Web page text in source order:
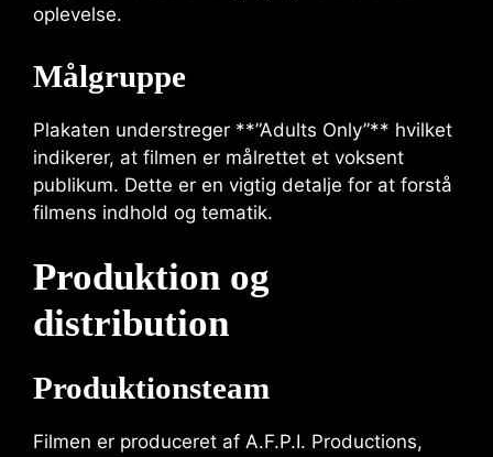
oplevelse.
Målgruppe
Plakaten understreger **”Adults Only”** hvilket
indikerer, at filmen er målrettet et voksent
publikum. Dette er en vigtig detalje for at forstå
filmens indhold og tematik.
Produktion og
distribution
Produktionsteam
Filmen er produceret af A.F.P.I. Productions,